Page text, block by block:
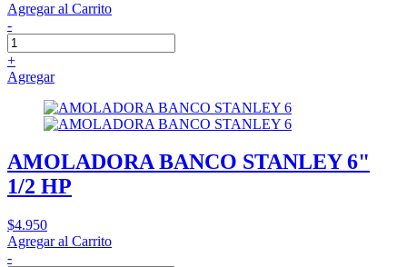
Agregar al Carrito
-
+
Agregar
AMOLADORA BANCO STANLEY 6"
1/2 HP
$4.950
Agregar al Carrito
-